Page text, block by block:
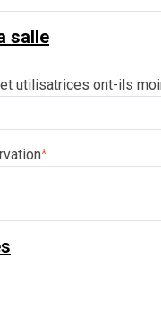
salle
utilisatrices ont-ils
*